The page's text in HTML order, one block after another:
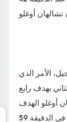
الأمر الذي
الثاني بهدف رابع
أوغلو الهدف